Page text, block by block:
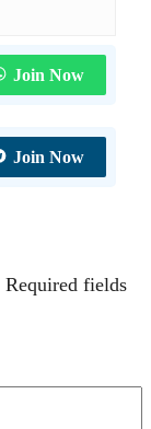
Join Now
Join Now
Required fields